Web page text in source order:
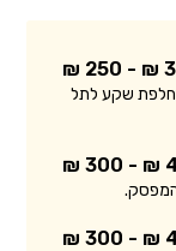
שקע לתל
המפסק.